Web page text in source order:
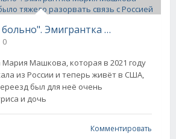
"Это ***** как больно". Эмигрантка Мария Машкова призналась, что ей было тяжело разорвать связь с Россией
0
Мария Машкова, которая в 2021 году
из России и теперь живёт в США,
был для неё очень
и дочь
Комментировать